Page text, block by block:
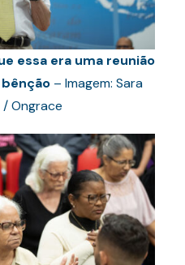
essa era uma reunião
– Imagem: Sara
Ongrace